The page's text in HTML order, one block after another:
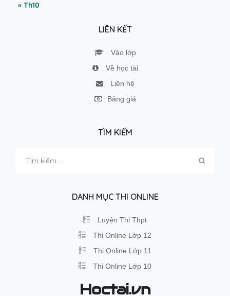
« Th10
LIÊN KẾT
Vào lớp
Về học tài
Liên hệ
Bảng giá
TÌM KIẾM
kiếm
DANH MỤC THI ONLINE
Luyện Thi Thpt
Thi Online Lớp 12
Thi Online Lớp 11
Thi Online Lớp 10
Hoctai.vn